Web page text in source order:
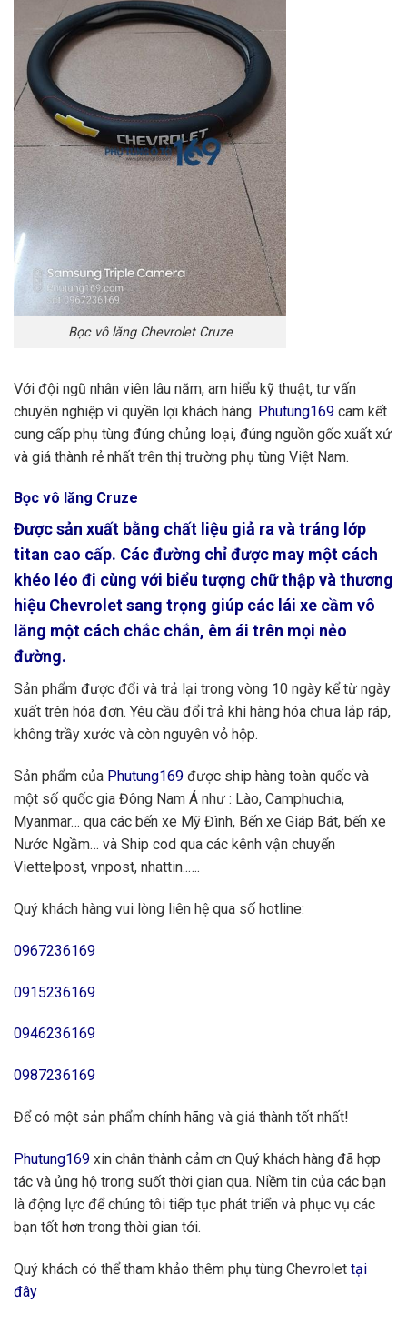
Bọc vô lăng Chevrolet Cruze
Với đội ngũ nhân viên lâu năm, am hiểu kỹ thuật, tư vấn
chuyên nghiệp vì quyền lợi khách hàng. Phutung169 cam kết
cung cấp phụ tùng đúng chủng loại, đúng nguồn gốc xuất xứ
và giá thành rẻ nhất trên thị trường phụ tùng Việt Nam.
Bọc vô lăng Cruze
Được sản xuất bằng chất liệu giả ra và tráng lớp
titan cao cấp. Các đường chỉ được may một cách
khéo léo đi cùng với biểu tượng chữ thập và thương
hiệu Chevrolet sang trọng giúp các lái xe cầm vô
lăng một cách chắc chắn, êm ái trên mọi nẻo
đường.
Sản phẩm được đổi và trả lại trong vòng 10 ngày kể từ ngày
xuất trên hóa đơn. Yêu cầu đổi trả khi hàng hóa chưa lắp ráp,
không trầy xước và còn nguyên vỏ hộp.
Sản phẩm của Phutung169 được ship hàng toàn quốc và
một số quốc gia Đông Nam Á như : Lào, Camphuchia,
Myanmar… qua các bến xe Mỹ Đình, Bến xe Giáp Bát, bến xe
Nước Ngầm… và Ship cod qua các kênh vận chuyển
Viettelpost, vnpost, nhattin..….
Quý khách hàng vui lòng liên hệ qua số hotline:
0967236169
0915236169
0946236169
0987236169
Để có một sản phẩm chính hãng và giá thành tốt nhất!
Phutung169 xin chân thành cảm ơn Quý khách hàng đã hợp
tác và ủng hộ trong suốt thời gian qua. Niềm tin của các bạn
là động lực để chúng tôi tiếp tục phát triển và phục vụ các
bạn tốt hơn trong thời gian tới.
Quý khách có thể tham khảo thêm phụ tùng Chevrolet tại
đây